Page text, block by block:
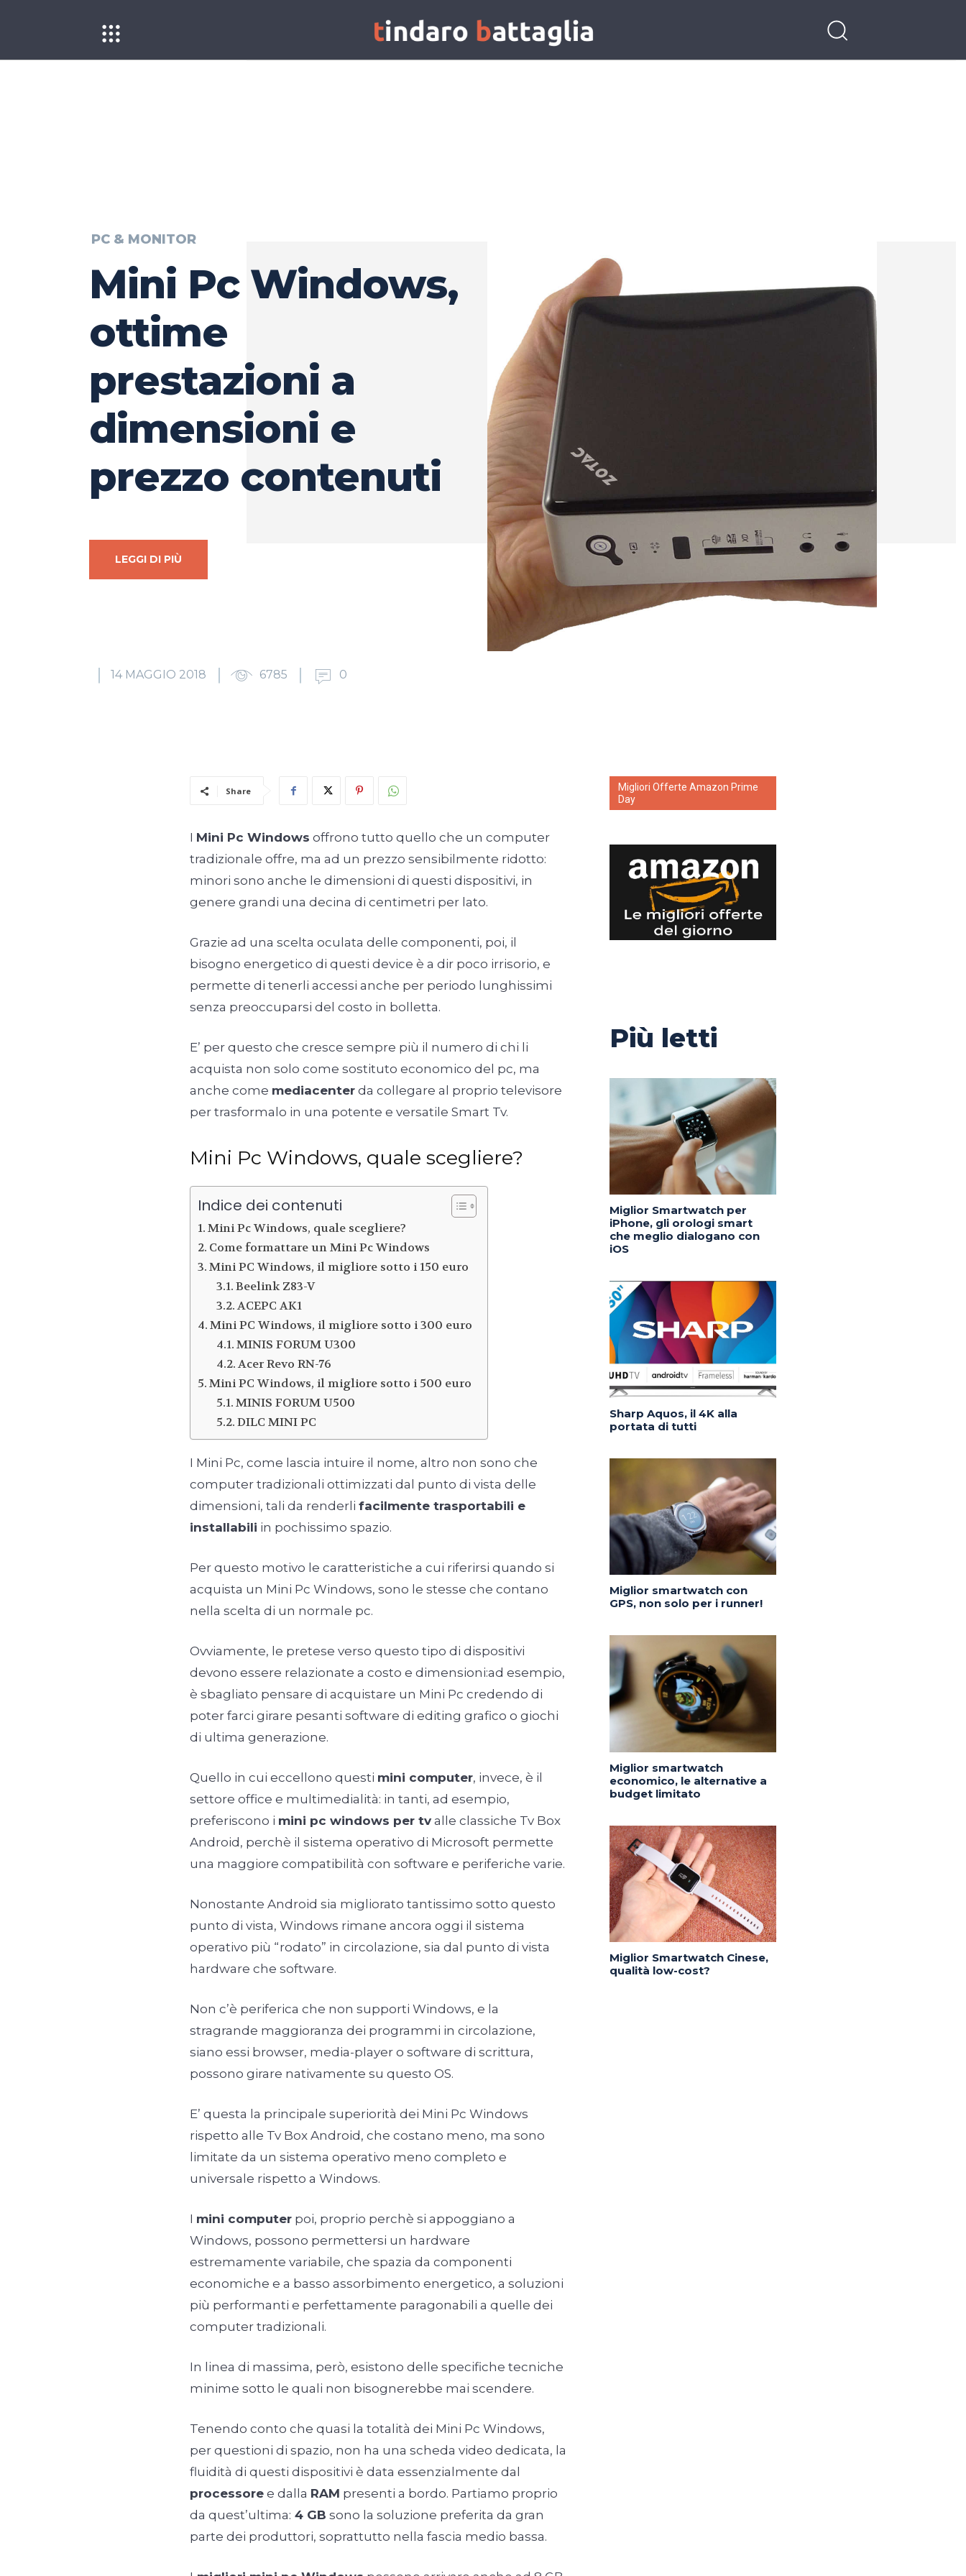
PC & MONITOR
Mini Pc Windows,
ottime
prestazioni a
dimensioni e
prezzo contenuti
LEGGI DI PIÙ
14 MAGGIO 2018 6785 0
Share
I Mini Pc Windows offrono tutto quello che un computer
tradizionale offre, ma ad un prezzo sensibilmente ridotto:
minori sono anche le dimensioni di questi dispositivi, in
genere grandi una decina di centimetri per lato.
Grazie ad una scelta oculata delle componenti, poi, il
bisogno energetico di questi device è a dir poco irrisorio, e
permette di tenerli accessi anche per periodo lunghissimi
senza preoccuparsi del costo in bolletta.
E’ per questo che cresce sempre più il numero di chi li
acquista non solo come sostituto economico del pc, ma
anche come mediacenter da collegare al proprio televisore
per trasformalo in una potente e versatile Smart Tv.
Mini Pc Windows, quale scegliere?
Indice dei contenuti
Mini Pc Windows, quale scegliere?
Come formattare un Mini Pc Windows
Mini PC Windows, il migliore sotto i 150 euro
Beelink Z83-V
ACEPC AK1
Mini PC Windows, il migliore sotto i 300 euro
MINIS FORUM U300
Acer Revo RN-76
Mini PC Windows, il migliore sotto i 500 euro
MINIS FORUM U500
DILC MINI PC
I Mini Pc, come lascia intuire il nome, altro non sono che
computer tradizionali ottimizzati dal punto di vista delle
dimensioni, tali da renderli facilmente trasportabili e
installabili in pochissimo spazio.
Per questo motivo le caratteristiche a cui riferirsi quando si
acquista un Mini Pc Windows, sono le stesse che contano
nella scelta di un normale pc.
Ovviamente, le pretese verso questo tipo di dispositivi
devono essere relazionate a costo e dimensioni:ad esempio,
è sbagliato pensare di acquistare un Mini Pc credendo di
poter farci girare pesanti software di editing grafico o giochi
di ultima generazione.
Quello in cui eccellono questi mini computer, invece, è il
settore office e multimedialità: in tanti, ad esempio,
preferiscono i mini pc windows per tv alle classiche Tv Box
Android, perchè il sistema operativo di Microsoft permette
una maggiore compatibilità con software e periferiche varie.
Nonostante Android sia migliorato tantissimo sotto questo
punto di vista, Windows rimane ancora oggi il sistema
operativo più “rodato” in circolazione, sia dal punto di vista
hardware che software.
Non c’è periferica che non supporti Windows, e la
stragrande maggioranza dei programmi in circolazione,
siano essi browser, media-player o software di scrittura,
possono girare nativamente su questo OS.
E’ questa la principale superiorità dei Mini Pc Windows
rispetto alle Tv Box Android, che costano meno, ma sono
limitate da un sistema operativo meno completo e
universale rispetto a Windows.
I mini computer poi, proprio perchè si appoggiano a
Windows, possono permettersi un hardware
estremamente variabile, che spazia da componenti
economiche e a basso assorbimento energetico, a soluzioni
più performanti e perfettamente paragonabili a quelle dei
computer tradizionali.
In linea di massima, però, esistono delle specifiche tecniche
minime sotto le quali non bisognerebbe mai scendere.
Tenendo conto che quasi la totalità dei Mini Pc Windows,
per questioni di spazio, non ha una scheda video dedicata, la
fluidità di questi dispositivi è data essenzialmente dal
processore e dalla RAM presenti a bordo. Partiamo proprio
da quest’ultima: 4 GB sono la soluzione preferita da gran
parte dei produttori, soprattutto nella fascia medio bassa.
Migliori Offerte Amazon Prime
Day
Più letti
Miglior Smartwatch per
iPhone, gli orologi smart
che meglio dialogano con
iOS
Sharp Aquos, il 4K alla
portata di tutti
Miglior smartwatch con
GPS, non solo per i runner!
Miglior smartwatch
economico, le alternative a
budget limitato
Miglior Smartwatch Cinese,
qualità low-cost?